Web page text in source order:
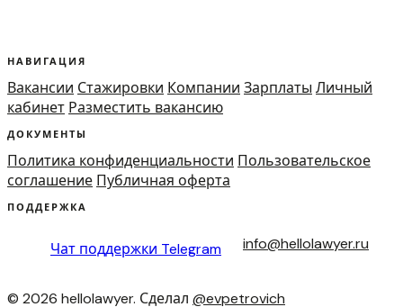
НАВИГАЦИЯ
Вакансии Стажировки Компании Зарплаты Личный
кабинет Разместить вакансию
ДОКУМЕНТЫ
Политика конфиденциальности Пользовательское
соглашение Публичная оферта
ПОДДЕРЖКА
Чат поддержки Telegram info@hellolawyer.ru
© 2026 hellolawyer. Сделал @evpetrovich